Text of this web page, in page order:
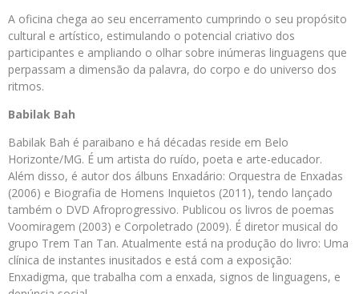
A oficina chega ao seu encerramento cumprindo o seu propósito
cultural e artístico, estimulando o potencial criativo dos
participantes e ampliando o olhar sobre inúmeras linguagens que
perpassam a dimensão da palavra, do corpo e do universo dos
ritmos.
Babilak Bah
Babilak Bah é paraibano e há décadas reside em Belo
Horizonte/MG. É um artista do ruído, poeta e arte-educador.
Além disso, é autor dos álbuns Enxadário: Orquestra de Enxadas
(2006) e Biografia de Homens Inquietos (2011), tendo lançado
também o DVD Afroprogressivo. Publicou os livros de poemas
Voomiragem (2003) e Corpoletrado (2009). É diretor musical do
grupo Trem Tan Tan. Atualmente está na produção do livro: Uma
clínica de instantes inusitados e está com a exposição:
Enxadigma, que trabalha com a enxada, signos de linguagens, e